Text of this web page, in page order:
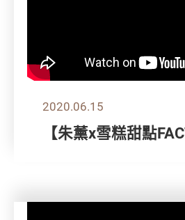
2020.06.15
【朱薰x雪糕甜點